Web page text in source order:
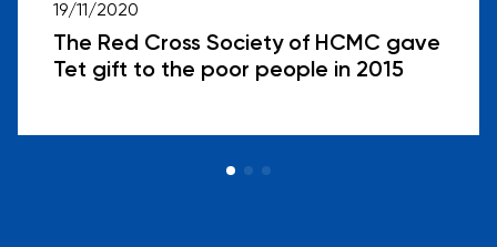
19/11/2020
The Red Cross Society of HCMC gave
Tet gift to the poor people in 2015